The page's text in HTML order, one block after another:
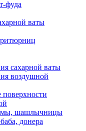
фуда
ваты
сахарной ваты
воздушной
шашлычницы
донера